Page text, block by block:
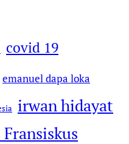
covid 19
emanuel dapa loka
irwan hidayat
Fransiskus